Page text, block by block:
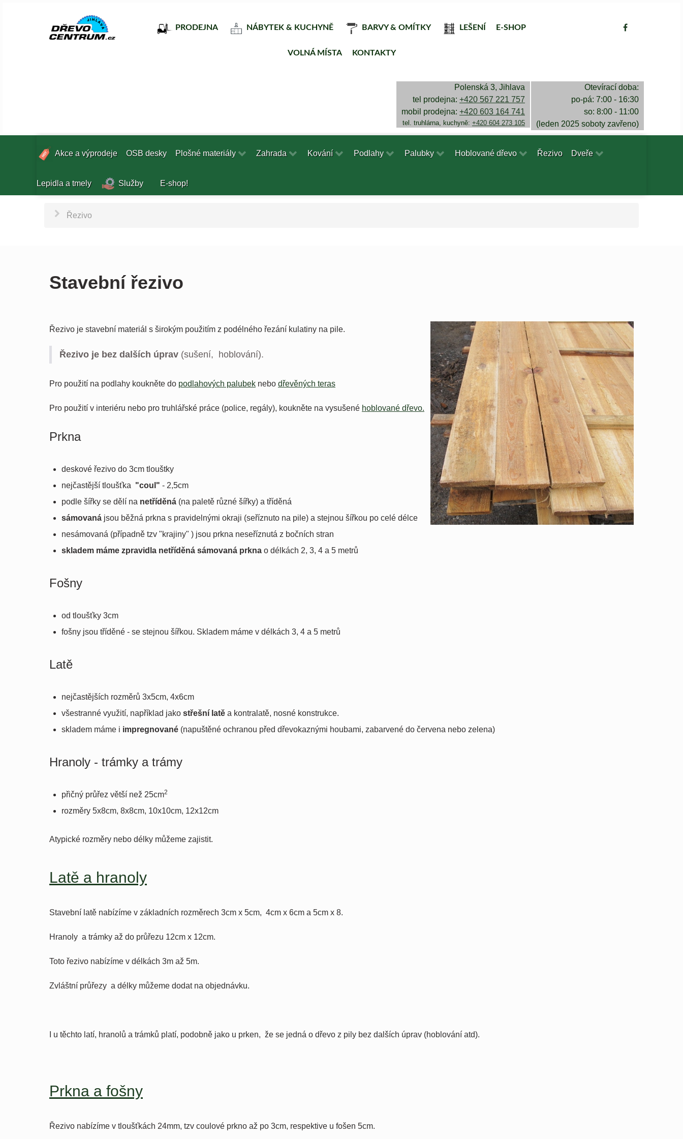
PRODEJNA NÁBYTEK & KUCHYNĚ BARVY & OMÍTKY LEŠENÍ E-SHOP
VOLNÁ MÍSTA KONTAKTY
Polenská 3, Jihlava
tel prodejna: +420 567 221 757
mobil prodejna: +420 603 164 741
tel. truhlárna, kuchyně: +420 604 273 105
Otevírací doba:
po-pá: 7:00 - 16:30
so: 8:00 - 11:00
(leden 2025 soboty zavřeno)
Akce a výprodeje OSB desky Plošné materiály Zahrada Kování Podlahy Palubky Hoblované dřevo Řezivo Dveře
Lepidla a tmely Služby E-shop!
Řezivo
Stavební řezivo
Řezivo je stavební materiál s širokým použitím z podélného řezání kulatiny na pile.
Řezivo je bez dalších úprav (sušení, hoblování).
Pro použití na podlahy koukněte do podlahových palubek nebo dřevěných teras
Pro použití v interiéru nebo pro truhlářské práce (police, regály), koukněte na vysušené hoblované dřevo.
Prkna
deskové řezivo do 3cm tlouštky
nejčastější tloušťka "coul" - 2,5cm
podle šířky se dělí na netříděná (na paletě různé šířky) a tříděná
sámovaná jsou běžná prkna s pravidelnými okraji (seříznuto na pile) a stejnou šířkou po celé délce
nesámovaná (případně tzv "krajiny" ) jsou prkna neseříznutá z bočních stran
skladem máme zpravidla netříděná sámovaná prkna o délkách 2, 3, 4 a 5 metrů
Fošny
od tloušťky 3cm
fošny jsou tříděné - se stejnou šířkou. Skladem máme v délkách 3, 4 a 5 metrů
Latě
nejčastějších rozměrů 3x5cm, 4x6cm
všestranné využití, například jako střešní latě a kontralatě, nosné konstrukce.
skladem máme i impregnované (napuštěné ochranou před dřevokaznými houbami, zabarvené do červena nebo zelena)
Hranoly - trámky a trámy
přičný průřez větší než 25cm2
rozměry 5x8cm, 8x8cm, 10x10cm, 12x12cm
Atypické rozměry nebo délky můžeme zajistit.
Latě a hranoly
Stavební latě nabízíme v základních rozměrech 3cm x 5cm, 4cm x 6cm a 5cm x 8.
Hranoly a trámky až do průřezu 12cm x 12cm.
Toto řezivo nabízíme v délkách 3m až 5m.
Zvláštní průřezy a délky můžeme dodat na objednávku.
I u těchto latí, hranolů a trámků platí, podobně jako u prken, že se jedná o dřevo z pily bez dalších úprav (hoblování atd).
Prkna a fošny
Řezivo nabízíme v tloušťkách 24mm, tzv coulové prkno až po 3cm, respektive u fošen 5cm.